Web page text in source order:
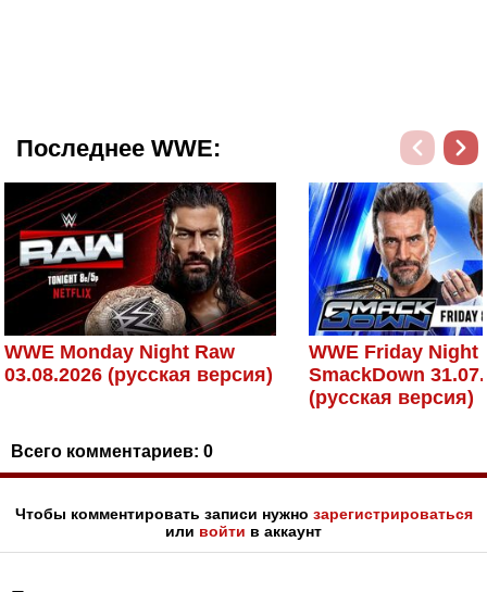
Последнее WWE:
WWE Monday Night Raw
03.08.2026 (русская версия)
WWE Friday Night
SmackDown
(русская версия)
Всего комментариев: 0
Чтобы комментировать записи нужно зарегистрироваться
или войти в аккаунт